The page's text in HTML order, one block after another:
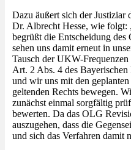
Dazu äußert sich der Justiziar
Dr. Albrecht Hesse, wie
begrüßt die Entscheidung
sehen uns damit erneut in
Tausch der UKW-
Art. 2 Abs. 4 des
und wir uns mit den
geltenden Rechts bewegen.
zunächst einmal sorgfältig
bewerten. Da das OLG
auszugehen, dass die
und sich das Verfahren damit